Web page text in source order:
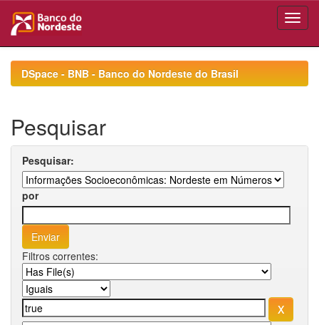
navigationDSpace - BNB - Banco do Nordeste do Brasil
Pesquisar
Pesquisar:
por
Filtros correntes: